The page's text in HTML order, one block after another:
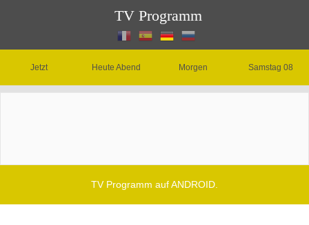
TV Programm
Jetzt Heute Abend Morgen Samstag 08
TV Programm auf ANDROID.